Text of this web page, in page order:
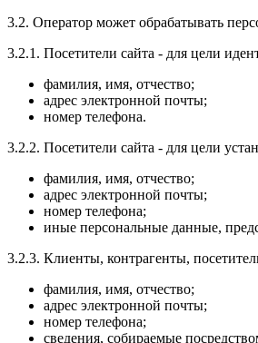
3.2. Оператор может обрабатывать
3.2.1. Посетители сайта - для цели
фамилия, имя, отчество;
адрес электронной почты;
номер телефона.
3.2.2. Посетители сайта - для цели
фамилия, имя, отчество;
адрес электронной почты;
номер телефона;
иные персональные данные,
3.2.3. Клиенты, контрагенты,
фамилия, имя, отчество;
адрес электронной почты;
номер телефона;
сведения, собираемые